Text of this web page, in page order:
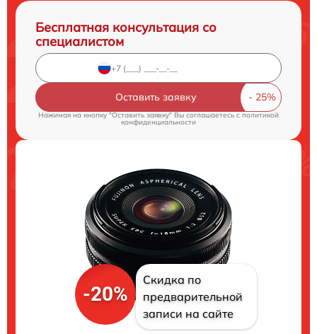
Бесплатная консультация со
специалистом
Оставить заявку
Нажимая на кнопку "Оставить заявку" Вы соглашаетесь c политикой
конфиденциальности
-20%
Скидка по
предварительной
записи на сайте